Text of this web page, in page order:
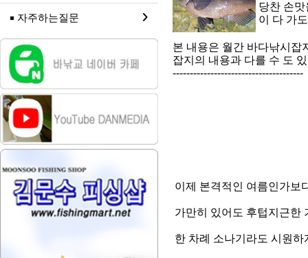
자주하는질문
당찬 손
이 다 가
본 내용은 월간 바다낚시잡
잡지의 내용과 다를 수 도
--------------------------------------
이제 본격적인 여름인가보
가만히 있어도 후텁지근한
한 차례 소나기라도 시원